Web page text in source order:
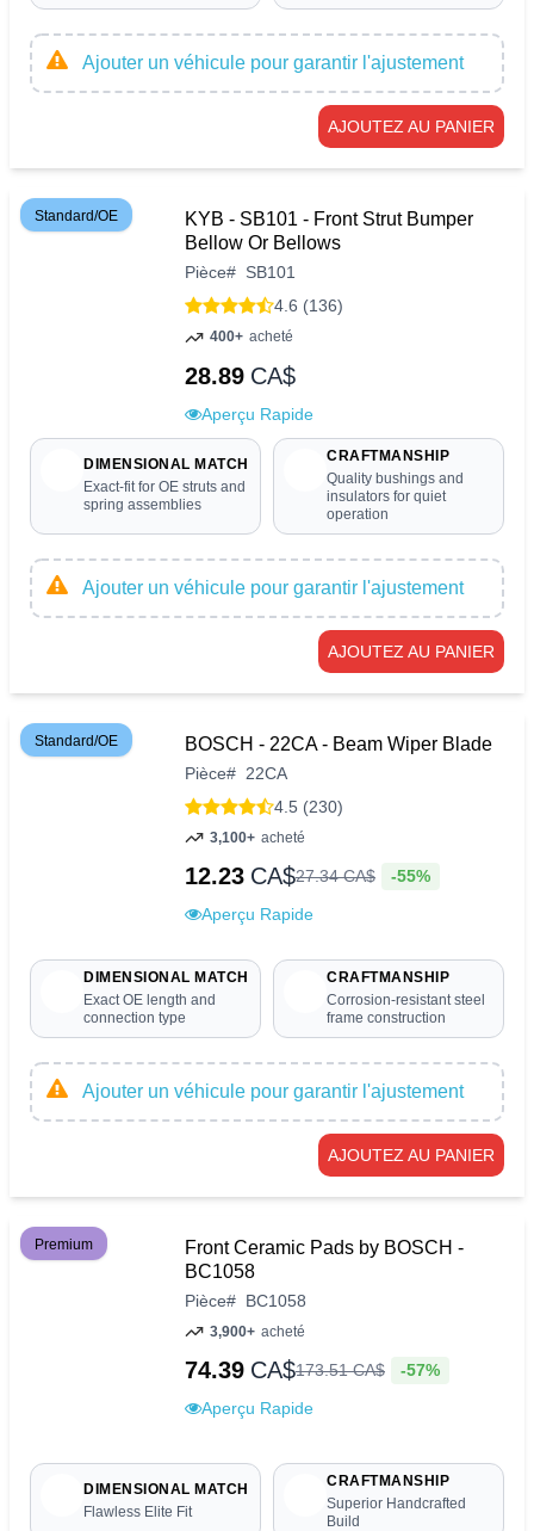
Ajouter un véhicule pour garantir l'ajustement
AJOUTEZ AU PANIER
Standard/OE
KYB - SB101 - Front Strut Bumper
Bellow Or Bellows
Pièce# SB101
4.6 (136)
400+ acheté
28.89 CA$
Aperçu Rapide
DIMENSIONAL MATCH
Exact-fit for OE struts and
spring assemblies
CRAFTMANSHIP
Quality bushings and
insulators for quiet
operation
Ajouter un véhicule pour garantir l'ajustement
AJOUTEZ AU PANIER
Standard/OE BOSCH - 22CA - Beam Wiper Blade
Pièce# 22CA
4.5 (230)
3,100+ acheté
12.23 CA$27.34CA$ -55%
Aperçu Rapide
DIMENSIONAL MATCH
Exact OE length and
connection type
CRAFTMANSHIP
Corrosion-resistant steel
frame construction
Ajouter un véhicule pour garantir l'ajustement
AJOUTEZ AU PANIER
Premium
Front Ceramic Pads by BOSCH -
BC1058
Pièce# BC1058
3,900+ acheté
74.39 CA$173.51CA$ -57%
Aperçu Rapide
DIMENSIONAL MATCH
Flawless Elite Fit
CRAFTMANSHIP
Superior Handcrafted
Build